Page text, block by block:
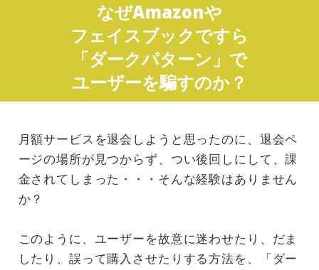
なぜAmazonや
フェイスブックですら
「ダークパターン」で
ユーザーを騙すのか？
月額サービスを退会しようと思ったのに、退会ペ
ージの場所が見つからず、つい後回しにして、課
金されてしまった・・・そんな経験はありません
か？
このように、ユーザーを故意に迷わせたり、だま
したり、誤って購入させたりする方法を、「ダー